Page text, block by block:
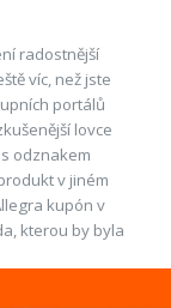
radostnější
víc, než jste
portálů
lovce
odznakem
v jiném
kupón v
kterou by byla